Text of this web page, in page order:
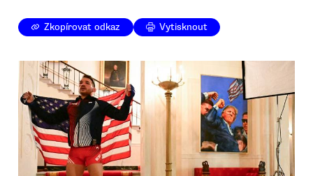
Zkopírovat odkaz Vytisknout